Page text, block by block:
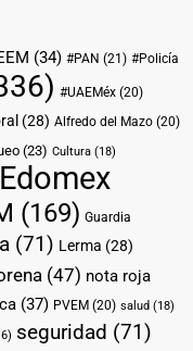
(34) #PAN (21) #Policía
#UAEMéx (20)
(28) Alfredo del Mazo (20)
(23) Cultura (18)
Edomex
(169) Guardia
(71) Lerma (28)
(47) nota roja
(37) PVEM (20) salud (18)
seguridad (71)